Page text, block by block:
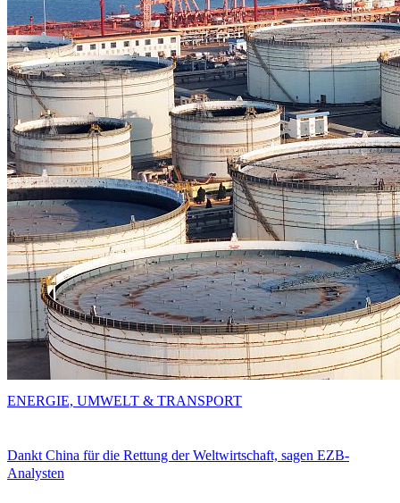
Dankt China für die Rettung der Weltwirtschaft, sagen EZB-
Analysten
ENERGIE, UMWELT & TRANSPORT